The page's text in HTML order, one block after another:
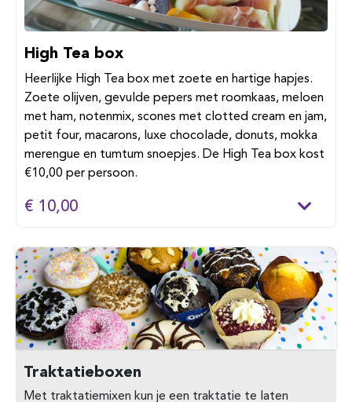
High Tea box
Heerlijke High Tea box met zoete en hartige hapjes.
Zoete olijven, gevulde pepers met roomkaas, meloen
met ham, notenmix, scones met clotted cream en jam,
petit four, macarons, luxe chocolade, donuts, mokka
merengue en tumtum snoepjes. De High Tea box kost
€10,00 per persoon.
€ 10,00
Traktatieboxen
Met traktatiemixen kun je een traktatie te laten